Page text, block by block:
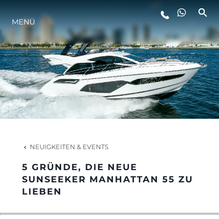
LIFESTYLE
INNOVATION
DIE FIRMA
DAS TEAM
GESCHICHTE
BEWERTEN SIE IHR BOOT
MENÜ
NEUIGKEITEN & EVENTS
5 GRÜNDE, DIE NEUE
SUNSEEKER MANHATTAN 55 ZU
LIEBEN